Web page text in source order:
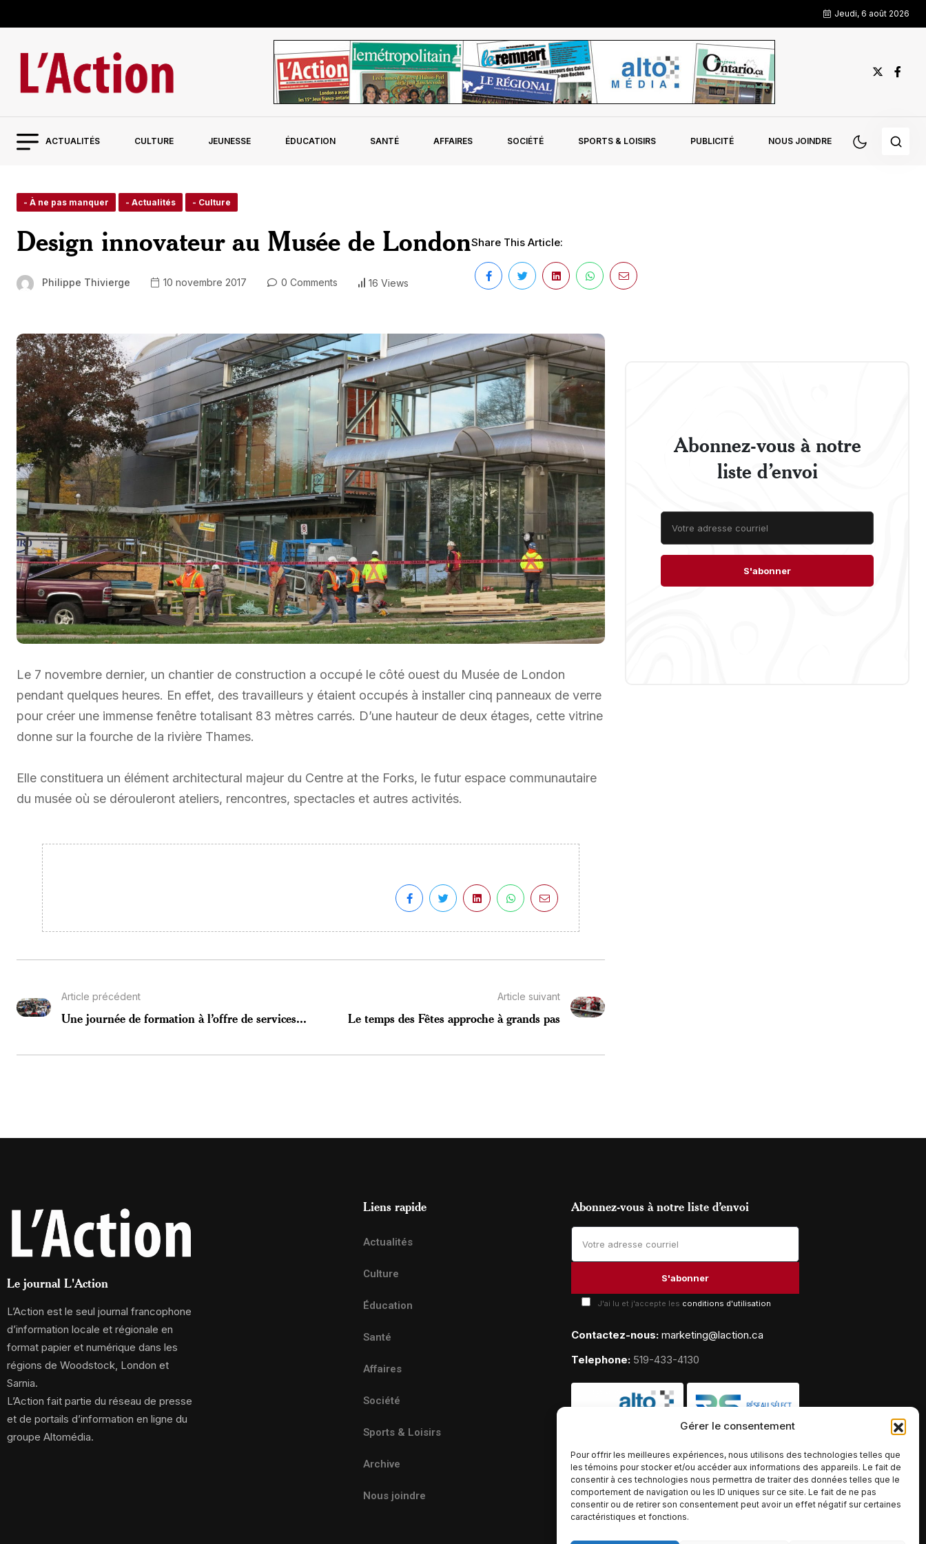
Gérer le consentement
Pour offrir les meilleures expériences, nous utilisons des technologies telles que
les témoins pour stocker et/ou accéder aux informations des appareils. Le fait de
consentir à ces technologies nous permettra de traiter des données telles que le
comportement de navigation ou les ID uniques sur ce site. Le fait de ne pas
consentir ou de retirer son consentement peut avoir un effet négatif sur certaines
caractéristiques et fonctions.
Jeudi, 6 août 2026
ACTUALITÉS CULTURE JEUNESSE ÉDUCATION SANTÉ AFFAIRES SOCIÉTÉ SPORTS & LOISIRS PUBLICITÉ NOUS JOINDRE
- À ne pas manquer - Actualités - Culture
Design innovateur au Musée de London
Philippe Thivierge 10 novembre 2017 0 Comments 16 Views
Share This Article:
Le 7 novembre dernier, un chantier de construction a occupé le côté ouest du Musée de London
pendant quelques heures. En effet, des travailleurs y étaient occupés à installer cinq panneaux de verre
pour créer une immense fenêtre totalisant 83 mètres carrés. D’une hauteur de deux étages, cette vitrine
donne sur la fourche de la rivière Thames.
Elle constituera un élément architectural majeur du Centre at the Forks, le futur espace communautaire
du musée où se dérouleront ateliers, rencontres, spectacles et autres activités.
Article précédent
Une journée de formation à l’offre de services...
Article suivant
Le temps des Fêtes approche à grands pas
Abonnez-vous à notre
liste d’envoi
Le journal L'Action
L’Action est le seul journal francophone
d’information locale et régionale en
format papier et numérique dans les
régions de Woodstock, London et
Sarnia.
L’Action fait partie du réseau de presse
et de portails d’information en ligne du
groupe Altomédia.
Liens rapide
Actualités
Culture
Éducation
Santé
Affaires
Société
Sports & Loisirs
Archive
Nous joindre
Abonnez-vous à notre liste d’envoi
J'ai lu et j'accepte les conditions d'utilisation
Contactez-nous: marketing@laction.ca
Telephone: 519-433-4130